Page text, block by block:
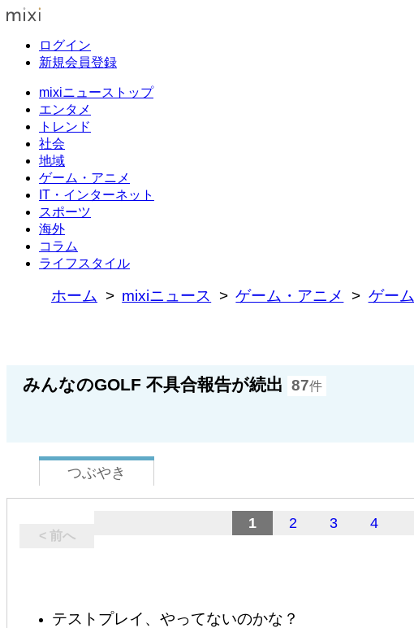
ログイン
新規会員登録
mixiニューストップ
エンタメ
トレンド
社会
地域
ゲーム・アニメ
IT・インターネット
スポーツ
海外
コラム
ライフスタイル
ホーム mixiニュース ゲーム・アニメ ゲーム
みんなのGOLF 不具合報告が続出 87件
つぶやき
< 前へ
1 2 3 4
テストプレイ、やってないのかな？